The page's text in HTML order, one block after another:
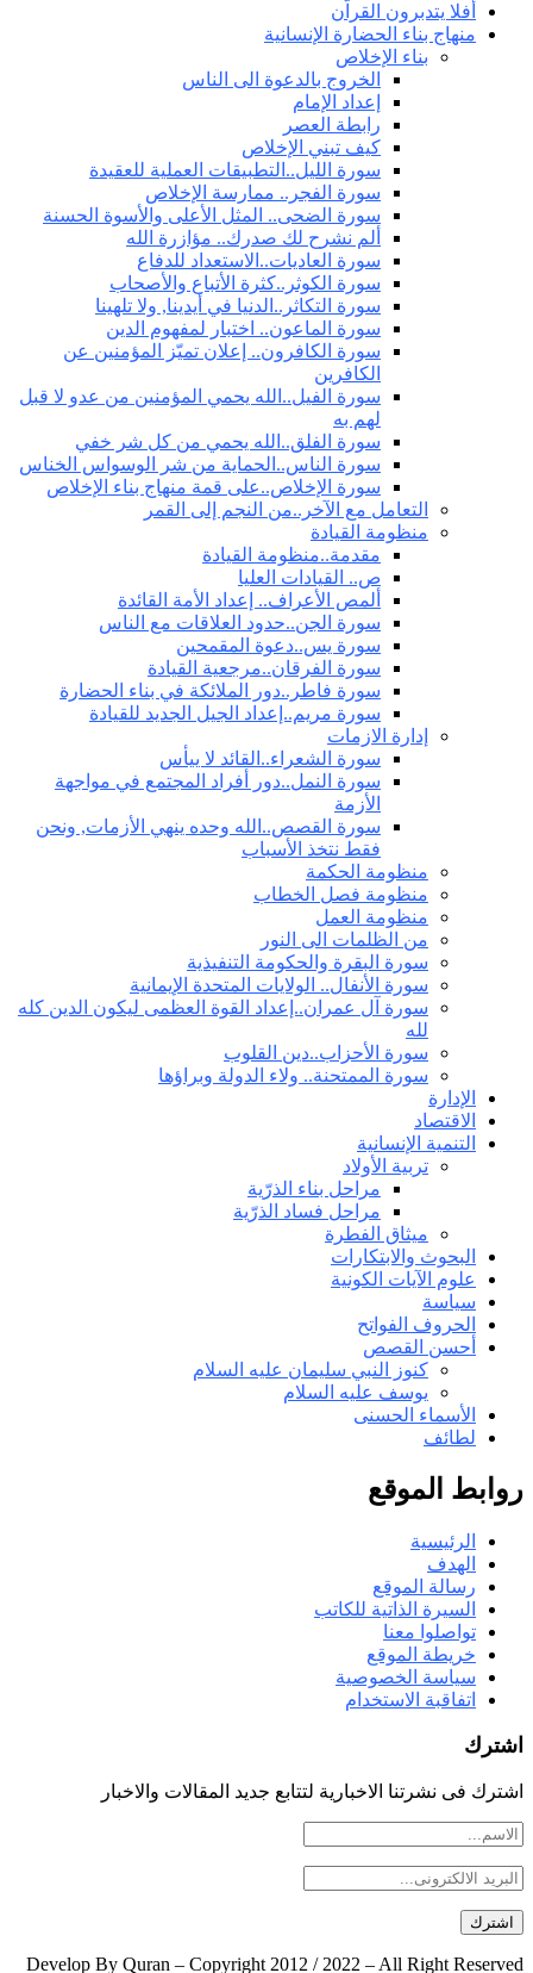
أفلا يتدبرون القراّن
منهاج بناء الحضارة الإنسانية
بناء الإخلاص
الخروج بالدعوة الى الناس
إعداد الإمام
رابطة العصر
كيف تبني الإخلاص
سورة الليل..التطبيقات العملية للعقيدة
سورة الفجر.. ممارسة الإخلاص
سورة الضحى.. المثل الأعلى والأسوة الحسنة
ألم نشرح لك صدرك.. مؤازرة الله
سورة العاديات..الاستعداد للدفاع
سورة الكوثر..كثرة الأتباع والأصحاب
سورة التكاثر..الدنيا في أيدينا, ولا تلهينا
سورة الماعون.. اختبار لمفهوم الدين
سورة الكافرون.. إعلان تميّز المؤمنين عن
الكافرين
سورة الفيل..الله يحمي المؤمنين من عدو لا قبل
لهم به
سورة الفلق..الله يحمي من كل شر خفي
سورة الناس..الحماية من شر الوسواس الخناس
سورة الإخلاص..على قمة منهاج بناء الإخلاص
التعامل مع الآخر..من النجم إلى القمر
منظومة القيادة
مقدمة..منظومة القيادة
ص.. القيادات العليا
ألمص الأعراف.. إعداد الأمة القائدة
سورة الجن..حدود العلاقات مع الناس
سورة يس..دعوة المقمحين
سورة الفرقان..مرجعية القيادة
سورة فاطر..دور الملائكة في بناء الحضارة
سورة مريم..إعداد الجيل الجديد للقيادة
إدارة الازمات
سورة الشعراء..القائد لا ييأس
سورة النمل..دور أفراد المجتمع في مواجهة
الأزمة
سورة القصص..الله وحده ينهي الأزمات, ونحن
فقط نتخذ الأسباب
منظومة الحكمة
منظومة فصل الخطاب
منظومة العمل
من الظلمات الى النور
سورة البقرة والحكومة التنفيذية
سورة الأنفال.. الولايات المتحدة الإيمانية
سورة آل عمران..إعداد القوة العظمى ليكون الدين كله
لله
سورة الأحزاب..دين القلوب
سورة الممتحنة.. ولاء الدولة وبراؤها
الإدارة
الاقتصاد
التنمية الإنسانية
تربية الأولاد
مراحل بناء الذرّية
مراحل فساد الذرّية
ميثاق الفطرة
البحوث والابتكارات
علوم الآيات الكونية
سياسة
الحروف الفواتح
أحسن القصص
كنوز النبي سليمان عليه السلام
يوسف عليه السلام
الأسماء الحسنى
لطائف
روابط الموقع
الرئيسية
الهدف
رسالة الموقع
السيرة الذاتية للكاتب
تواصلوا معنا
خريطة الموقع
سياسة الخصوصية
اتفاقبة الاستخدام
اشترك
اشترك فى نشرتنا الاخبارية لتتابع جديد المقالات والاخبار
Develop By Quran – Copyright 2012 / 2022 – All Right Reserved